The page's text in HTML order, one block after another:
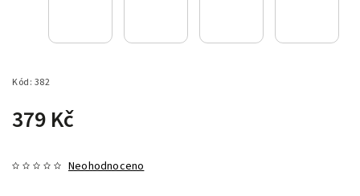
Kód: 382
379 Kč
Neohodnoceno